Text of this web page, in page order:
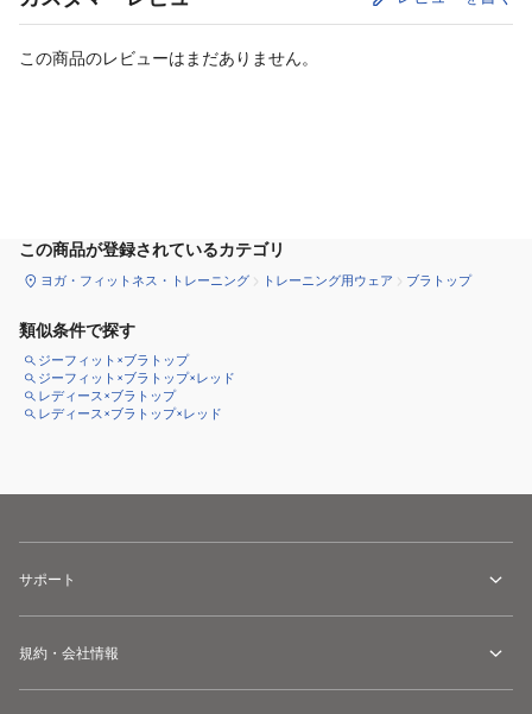
この商品のレビューはまだありません。
この商品が登録されているカテゴリ
ヨガ・フィットネス・トレーニング トレーニング用ウェア ブラトップ
類似条件で探す
ジーフィット×ブラトップ
ジーフィット×ブラトップ×レッド
レディース×ブラトップ
レディース×ブラトップ×レッド
サポート
規約・会社情報